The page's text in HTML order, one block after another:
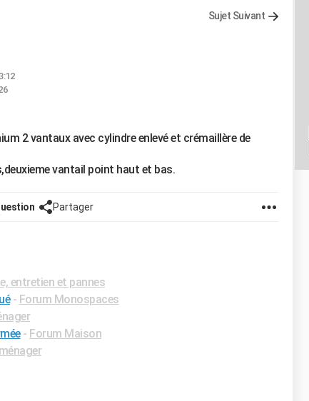
Sujet Suivant
2 vantaux avec cylindre enlevé et crémaillère de
vantail point haut et bas.
Partager
entretien et pannes
- Forum Monospaces
- Forum Maison